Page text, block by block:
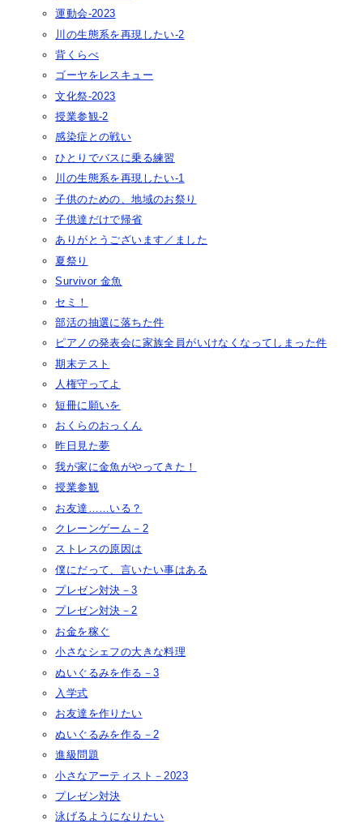
運動会-2023
川の生態系を再現したい-2
背くらべ
ゴーヤをレスキュー
文化祭-2023
授業参観-2
感染症との戦い
ひとりでバスに乗る練習
川の生態系を再現したい-1
子供のための、地域のお祭り
子供達だけで帰省
ありがとうございます／ました
夏祭り
Survivor 金魚
セミ！
部活の抽選に落ちた件
ピアノの発表会に家族全員がいけなくなってしまった件
期末テスト
人権守ってよ
短冊に願いを
おくらのおっくん
昨日見た夢
我が家に金魚がやってきた！
授業参観
お友達……いる？
クレーンゲーム－2
ストレスの原因は
僕にだって、言いたい事はある
プレゼン対決－3
プレゼン対決－2
お金を稼ぐ
小さなシェフの大きな料理
ぬいぐるみを作る－3
入学式
お友達を作りたい
ぬいぐるみを作る－2
進級問題
小さなアーティスト－2023
プレゼン対決
泳げるようになりたい